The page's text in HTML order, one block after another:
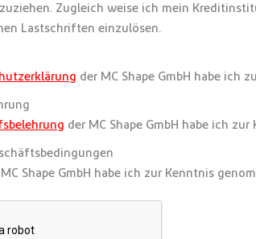
Zugleich weise ich mein
Lastschriften einzulösen.
der MC Shape GmbH habe ich
der MC Shape GmbH habe ich zur
Shape GmbH habe ich zur Kenntnis